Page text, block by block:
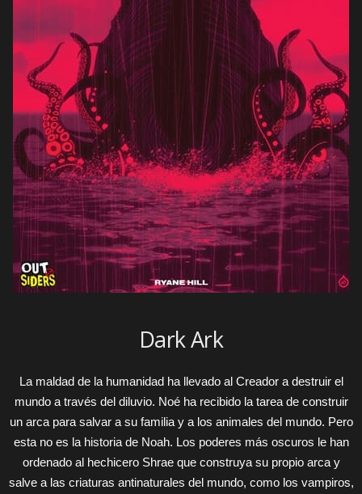
Dark Ark
La maldad de la humanidad ha llevado al Creador a destruir el
mundo a través del diluvio. Noé ha recibido la tarea de construir
un arca para salvar a su familia y a los animales del mundo. Pero
esta no es la historia de Noah. Los poderes más oscuros le han
ordenado al hechicero Shrae que construya su propio arca y
salve a las criaturas antinaturales del mundo, como los vampiros,